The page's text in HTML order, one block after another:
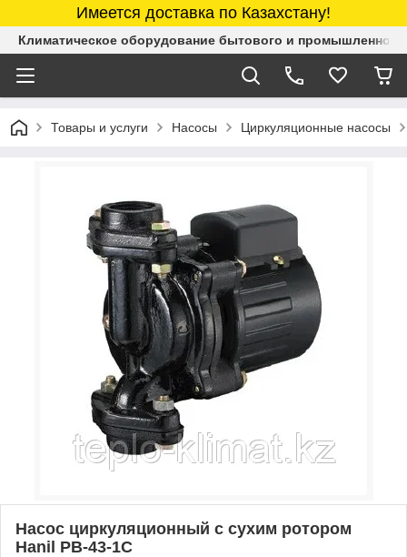
Имеется доставка по Казахстану!
Климатическое оборудование бытового и промышленного
Товары и услуги Насосы Циркуляционные насосы
Насос циркуляционный с сухим ротором
Hanil PB-43-1С